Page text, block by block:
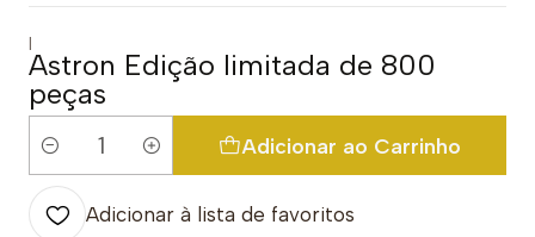
|
Astron Edição limitada de 800
peças
Quantidade
Adicionar ao Carrinho
Adicionar à lista de favoritos